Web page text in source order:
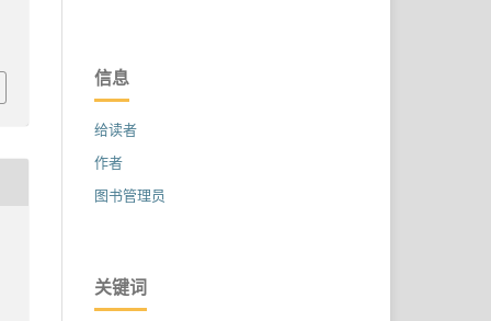
信息
给读者
作者
图书管理员
关键词